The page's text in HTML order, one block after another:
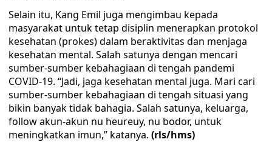
Selain itu, Kang Emil juga mengimbau kepada
masyarakat untuk tetap disiplin menerapkan protokol
kesehatan (prokes) dalam beraktivitas dan menjaga
kesehatan mental. Salah satunya dengan mencari
sumber-sumber kebahagiaan di tengah pandemi
COVID-19. “Jadi, jaga kesehatan mental juga. Mari cari
sumber-sumber kebahagiaan di tengah situasi yang
bikin banyak tidak bahagia. Salah satunya, keluarga,
follow akun-akun nu heureuy, nu bodor, untuk
meningkatkan imun,” katanya. (rls/hms)